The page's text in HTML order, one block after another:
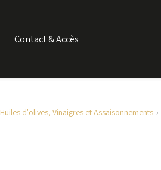
Contact & Accès
Huiles d'olives, Vinaigres et Assaisonnements